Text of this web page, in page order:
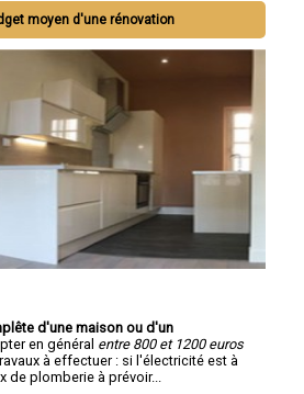
moyen d'une rénovation
d'une maison ou d'un
en général entre 800 et 1200 euros
à effectuer : si l'électricité est à
de plomberie à prévoir...